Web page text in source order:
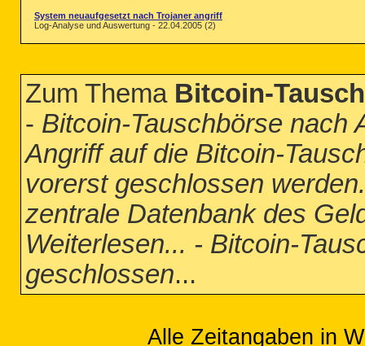
System neuaufgesetzt nach Trojaner angriff
Log-Analyse und Auswertung - 22.04.2005 (2)
Zum Thema Bitcoin-
- Bitcoin-Tauschbörse nach
Angriff auf die Bitcoin-
vorerst geschlossen
zentrale Datenbank des
Weiterlesen... - Bitcoin-
geschlossen...
Alle Zeitangaben in